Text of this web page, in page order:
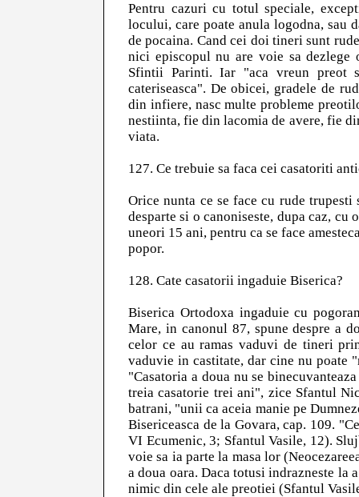
Pentru cazuri cu totul speciale,
locului, care poate anula logodna, sau
de pocaina. Cand cei doi tineri sunt
nici episcopul nu are voie sa dezlege
Sfintii Parinti. Iar "aca vreun preot
cateriseasca". De obicei, gradele de
din infiere, nasc multe probleme
nestiinta, fie din lacomia de avere, fie
viata.
127. Ce trebuie sa faca cei casatoriti
Orice nunta ce se face cu rude
desparte si o canoniseste, dupa caz,
uneori 15 ani, pentru ca se face
popor.
128. Cate casatorii ingaduie Biserica?
Biserica Ortodoxa ingaduie cu
Mare, in canonul 87, spune despre a
celor ce au ramas vaduvi de tineri
vaduvie in castitate, dar cine nu poate
"Casatoria a doua nu se
treia casatorie trei ani", zice Sfantul
batrani, "unii ca aceia manie pe
Bisericeasca de la Govara, cap. 109.
VI Ecumenic, 3; Sfantul Vasile, 12).
voie sa ia parte la masa lor
a doua oara. Daca totusi indrazneste la
nimic din cele ale preotiei (Sfantul